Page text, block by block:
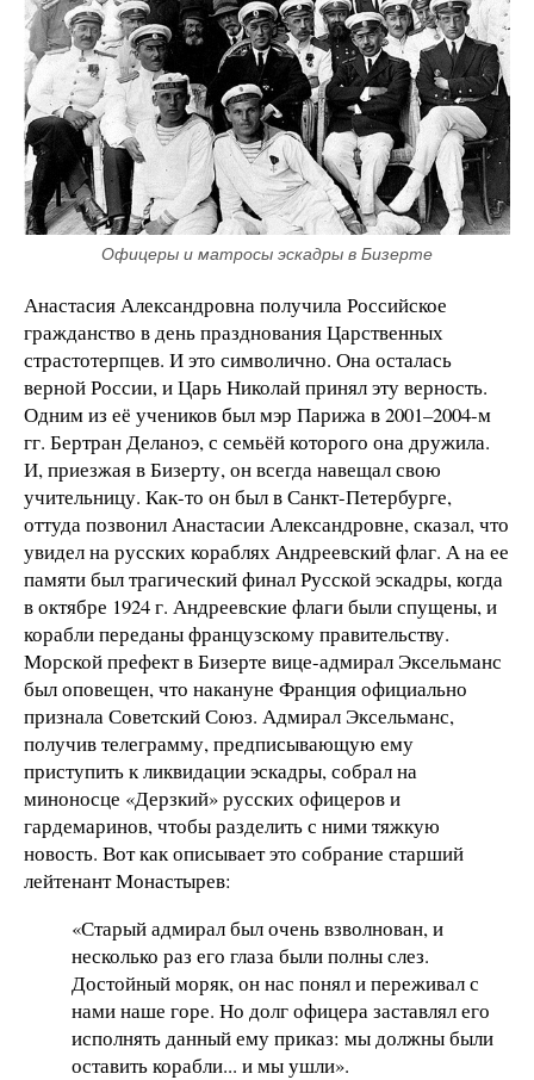
Офицеры и матросы эскадры в Бизерте
Анастасия Александровна получила Российское
гражданство в день празднования Царственных
страстотерпцев. И это символично. Она осталась
верной России, и Царь Николай принял эту верность.
Одним из её учеников был мэр Парижа в 2001–2004-м
гг. Бертран Деланоэ, с семьёй которого она дружила.
И, приезжая в Бизерту, он всегда навещал свою
учительницу. Как-то он был в Санкт-Петербурге,
оттуда позвонил Анастасии Александровне, сказал, что
увидел на русских кораблях Андреевский флаг. А на ее
памяти был трагический финал Русской эскадры, когда
в октябре 1924 г. Андреевские флаги были спущены, и
корабли переданы французскому правительству.
Морской префект в Бизерте вице-адмирал Эксельманс
был оповещен, что накануне Франция официально
признала Советский Союз. Адмирал Эксельманс,
получив телеграмму, предписывающую ему
приступить к ликвидации эскадры, собрал на
миноносце «Дерзкий» русских офицеров и
гардемаринов, чтобы разделить с ними тяжкую
новость. Вот как описывает это собрание старший
лейтенант Монастырев:
«Старый адмирал был очень взволнован, и
несколько раз его глаза были полны слез.
Достойный моряк, он нас понял и переживал с
нами наше горе. Но долг офицера заставлял его
исполнять данный ему приказ: мы должны были
оставить корабли... и мы ушли».